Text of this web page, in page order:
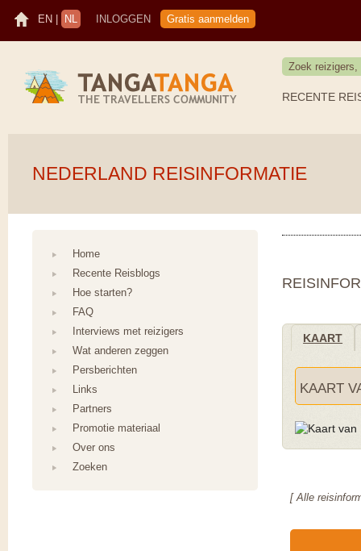
EN NL INLOGGEN Gratis aanmelden
RECENTE
NEDERLAND REISINFORMATIE
KAART
KAART
[ Alle
Home
Recente Reisblogs
Hoe starten?
FAQ
Interviews met reizigers
Wat anderen zeggen
Persberichten
Links
Partners
Promotie materiaal
Over ons
Zoeken